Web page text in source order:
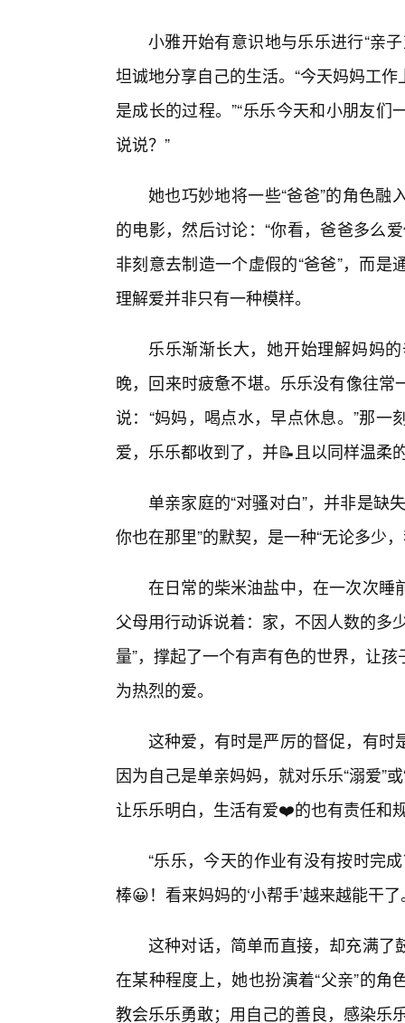
小雅开始有意识地与乐乐进行“亲
坦诚地分享自己的生活。“今天妈妈工
是成长的过程。”“乐乐今天和小朋友
说说？”
她也巧妙地将一些“爸爸”的角色
的电影，然后讨论：“你看，爸爸多么
非刻意去制造一个虚假的“爸爸”，而
理解爱并非只有一种模样。
乐乐渐渐长大，她开始理解妈妈
晚，回来时疲惫不堪。乐乐没有像往
说：“妈妈，喝点水，早点休息。”那
爱，乐乐都收到了，并📝且以同样温柔
单亲家庭的“对骚对白”，并非是缺
你也在那里”的默契，是一种“无论多少
在日常的柴米油盐中，在一次次睡
父母用行动诉说着：家，不因人数的多
量”，撑起了一个有声有色的世界，让
为热烈的爱。
这种爱，有时是严厉的督促，有时
因为自己是单亲妈妈，就对乐乐“溺爱”
让乐乐明白，生活有爱❤️的也有责任和
“乐乐，今天的作业有没有按时完
棒😀！看来妈妈的‘小帮手’越来越能干了
这种对话，简单而直接，却充满了
在某种程度上，她也扮演着“父亲”的
教会乐乐勇敢；用自己的善良，感染乐